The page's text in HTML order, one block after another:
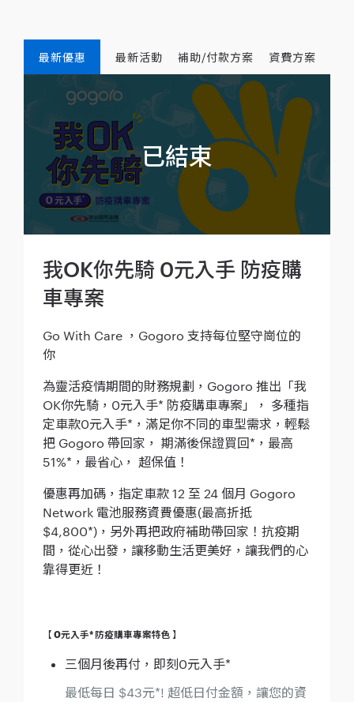
最新優惠 最新活動 補助/付款方案 資費方案
我OK你先騎 0元入手 防疫購
車專案
Go With Care ，Gogoro 支持每位堅守崗位的
你
為靈活疫情期間的財務規劃，Gogoro 推出「我
OK你先騎，0元入手* 防疫購車專案」， 多種指
定車款0元入手*，滿足你不同的車型需求，輕鬆
把 Gogoro 帶回家， 期滿後保證買回*，最高
51%*，最省心， 超保值！
優惠再加碼，指定車款 12 至 24 個月 Gogoro
Network 電池服務資費優惠(最高折抵
$4,800*)，另外再把政府補助帶回家！抗疫期
間，從心出發，讓移動生活更美好，讓我們的心
靠得更近！
【 0元入手* 防疫購車專案特色 】
三個月後再付，即刻0元入手*
最低每日 $43元*! 超低日付金額，讓您的資